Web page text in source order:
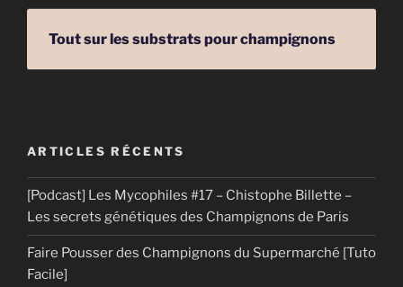
Tout sur les substrats pour champignons
ARTICLES RÉCENTS
[Podcast] Les Mycophiles #17 – Chistophe Billette –
Les secrets génétiques des Champignons de Paris
Faire Pousser des Champignons du Supermarché [Tuto
Facile]